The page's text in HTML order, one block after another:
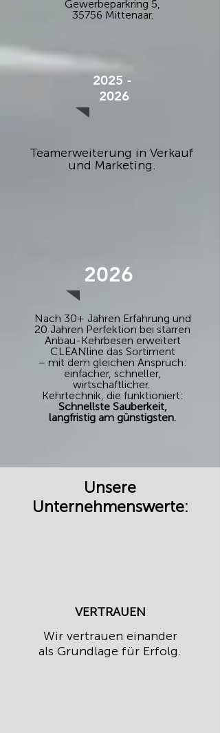
Gewerbeparkring 5,
35756 Mittenaar.
2025 -
2026
Teamerweiterung in Verkauf
und Marketing.
2026
Nach 30+ Jahren Erfahrung und
20 Jahren Perfektion bei starren
Anbau-Kehrbesen erweitert
CLEANline das Sortiment
– mit dem gleichen Anspruch:
einfacher, schneller,
wirtschaftlicher.
Kehrtechnik, die funktioniert:
Schnellste Sauberkeit,
langfristig am günstigsten.
Unsere
Unternehmenswerte:
VERTRAUEN
Wir vertrauen einander
als Grundlage für Erfolg.